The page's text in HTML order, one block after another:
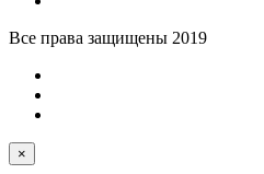
Все права защищены 2019
×